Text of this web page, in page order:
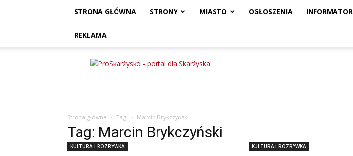
STRONA GŁÓWNA STRONY MIASTO OGŁOSZENIA INFORMATOR
REKLAMA
ProSkarżysko
Strona główna Tagi Marcin Brykczyński
Tag: Marcin Brykczyński
KULTURA i ROZRYWKA KULTURA i ROZRYWKA